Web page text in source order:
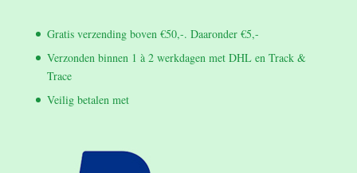
Gratis verzending boven €50,-. Daaronder €5,-
Verzonden binnen 1 à 2 werkdagen met DHL en Track &
Trace
Veilig betalen met